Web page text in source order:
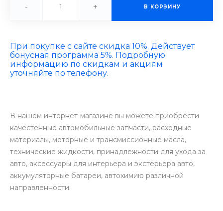
- + В КОРЗИНУ
При покупке с сайте скидка 10%. Действует
бонусная программа 5%. Подробную
информацию по скидкам и акциям
уточняйте по телефону.
В нашем интернет-магазине вы можете приобрести
качестенные автомобильные запчасти, расходные
материалы, моторные и трансмиссионные масла,
технические жидкости, принадлежности для ухода за
авто, аксессуары для интерьера и экстерьера авто,
аккумуляторные батареи, автохимию различной
направленности.